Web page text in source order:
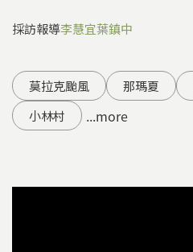
採訪報導李慧宜葉鎮中
莫拉克颱風 那瑪夏
小林村
...more